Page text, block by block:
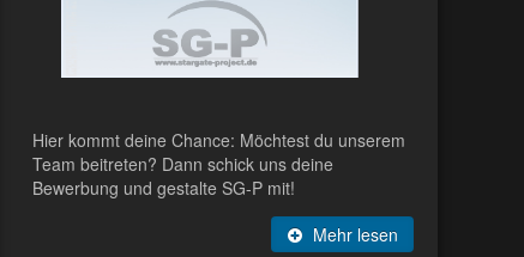
Hier kommt deine Chance: Möchtest du unserem
Team beitreten? Dann schick uns deine
Bewerbung und gestalte SG-P mit!
Mehr lesen